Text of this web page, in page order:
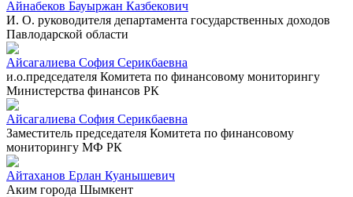
Айнабеков Бауыржан Казбекович
И. О. руководителя департамента государственных доходов
Павлодарской области
Айсагалиева София Серикбаевна
и.о.председателя Комитета по финансовому мониторингу
Министерства финансов РК
Айсагалиева София Серикбаевна
Заместитель председателя Комитета по финансовому
мониторингу МФ РК
Айтаханов Ерлан Куанышевич
Аким города Шымкент